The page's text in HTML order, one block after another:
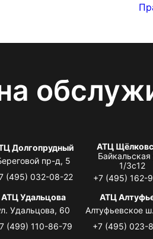
Долгопрудный
пр-д, 5
(495) 032-08-22
АТЦ
Байкальская
1/3с12
+7 (495) 162-
АТЦ Удальцова
Удальцова, 60
(499) 110-86-79
АТЦ
Алтуфьевское
+7 (495) 023-